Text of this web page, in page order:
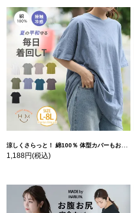
涼しくさらっと！ 綿100％ 体型カバーもお洒落も叶える 風合いコットン ゆるシルエット ドルマン | 大きいサイズの通販ならハッピーマリリン
1,188円(税込)